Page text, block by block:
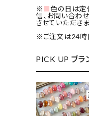
※ ■色の日は定
信、お問い合わ
させていただきま
※ご注文は24時
PICK UP ブラ